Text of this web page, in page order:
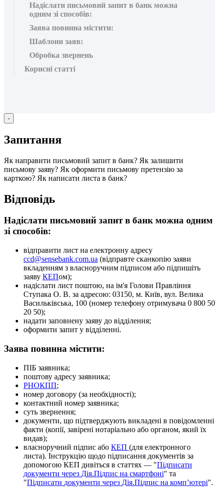
Надіслати письмовий запит в банк можна
одним зі способів:
Заява повинна містити:
Шаблони заяв:
Обробка звернень
Корисні статті
-
Запитання
Як направити письмовий запит в банк? Як залишити
письмову заяву? Як оформити письмову претензію за
карткою? Як написати листа в банк?
Відповідь
Надіслати письмовий запит в банк можна одним
зі способів:
відправити лист на електронну адресу
ccd@sensebank.com.ua (відправте сканкопію заяви
вкладенням з власноручним підписом або підпишіть
заяву КЕПом);
надіслати лист поштою, на ім'я Голови Правління
Ступака О. В. за адресою: 03150, м. Київ, вул. Велика
Васильківська, 100 (номер телефону отримувача 0 800 50
20 50);
надати заповнену заяву до відділення;
оформити запит у відділенні.
Заява повинна містити:
ПІБ заявника;
поштову адресу заявника;
РНОКПП;
номер договору (за необхідності);
контактний номер заявника;
суть звернення;
документи, що підтверджують викладені в повідомленні
факти (копії, завірені нотаріально або органом, який їх
видав);
власноручний підпис або КЕП (для електронного
листа). Інструкцію щодо підписання документів за
допомогою КЕП дивіться в статтях — "Підписати
документи через Дія.Підпис на смартфоні" та
"Підписати документи через Дія.Підпис на комп’ютері".